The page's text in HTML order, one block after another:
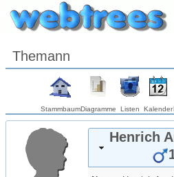
Themann
StammbaumDiagramme Listen Kalender
Henrich